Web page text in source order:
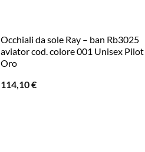
Occhiali da sole Ray – ban Rb3025
aviator cod. colore 001 Unisex Pilot
Oro
114,10€